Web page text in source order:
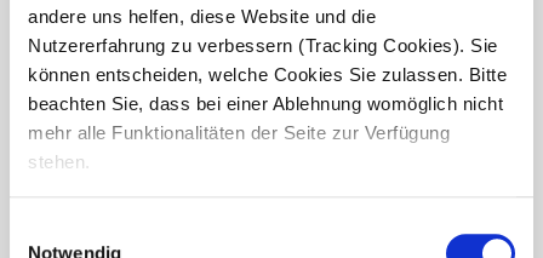
andere uns helfen, diese Website und die
Nutzererfahrung zu verbessern (Tracking Cookies). Sie
können entscheiden, welche Cookies Sie zulassen. Bitte
beachten Sie, dass bei einer Ablehnung womöglich nicht
mehr alle Funktionalitäten der Seite zur Verfügung
stehen.
Notwendig